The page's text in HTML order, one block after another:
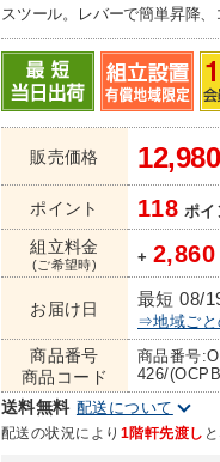
スツール。レバーで簡単昇降
販売価格 12,980
ポイント 118 ポイ
組立料金
(ご希望時) + 2,860
お届け日 最短 08/
⇒地域ごと
商品番号
商品コード
商品番号
426/
送料無料 配送について
配送の状況により 1階軒先渡し